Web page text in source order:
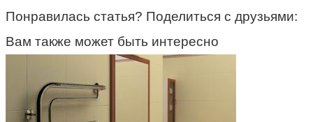
Понравилась статья? Поделиться с друзьями:
Вам также может быть интересно